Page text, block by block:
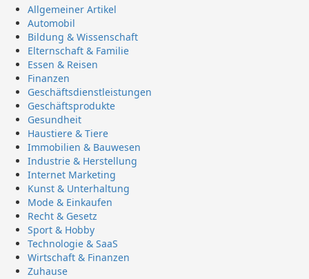
Allgemeiner Artikel
Automobil
Bildung & Wissenschaft
Elternschaft & Familie
Essen & Reisen
Finanzen
Geschäftsdienstleistungen
Geschäftsprodukte
Gesundheit
Haustiere & Tiere
Immobilien & Bauwesen
Industrie & Herstellung
Internet Marketing
Kunst & Unterhaltung
Mode & Einkaufen
Recht & Gesetz
Sport & Hobby
Technologie & SaaS
Wirtschaft & Finanzen
Zuhause